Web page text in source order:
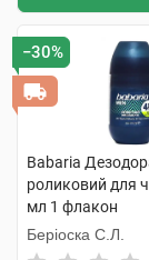
−30%
Babaria
роликовий для
мл 1 флакон
Беріоска С.Л.